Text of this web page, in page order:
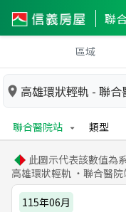
區域
高雄環狀輕軌 - 聯合
聯合醫院站 類型
此圖示代表該數值為
高雄環狀輕軌 ・聯合醫院
115年06月